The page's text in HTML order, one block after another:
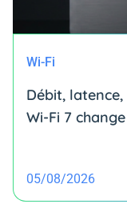
Wi-Fi
Débit,
Wi-Fi 7
05/08/2026